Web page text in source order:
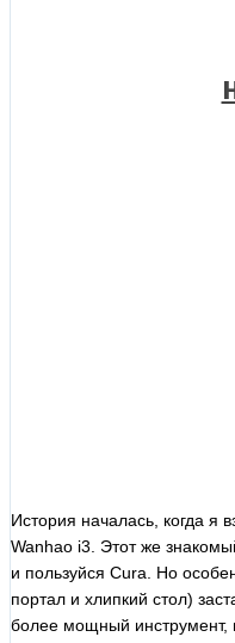
История началась, когда я
Wanhao i3. Этот же
и пользуйся Cura. Но
портал и хлипкий стол)
более мощный инструмент,